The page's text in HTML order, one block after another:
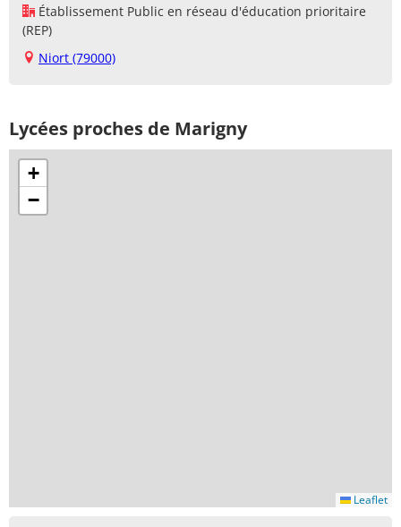
Établissement Public en réseau d'éducation prioritaire
(REP)
Niort (79000)
Lycées proches de Marigny
+
−
Leaflet